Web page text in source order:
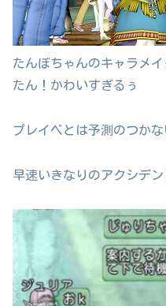
たんぼちゃんのキャラメ
たん！かわいすぎるぅ
プレイベとは予測のつか
早速いきなりのアクシデン